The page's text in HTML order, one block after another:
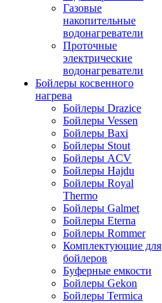
Газовые
накопительные
водонагреватели
Проточные
электрические
водонагреватели
Бойлеры косвенного
нагрева
Бойлеры Drazice
Бойлеры Vessen
Бойлеры Baxi
Бойлеры Stout
Бойлеры ACV
Бойлеры Hajdu
Бойлеры Royal
Thermo
Бойлеры Galmet
Бойлеры Eterna
Бойлеры Rommer
Комплектующие для
бойлеров
Буферные емкости
Бойлеры Gekon
Бойлеры Termica